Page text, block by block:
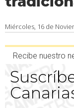
Miércoles, 16 de
Recibe nuestro